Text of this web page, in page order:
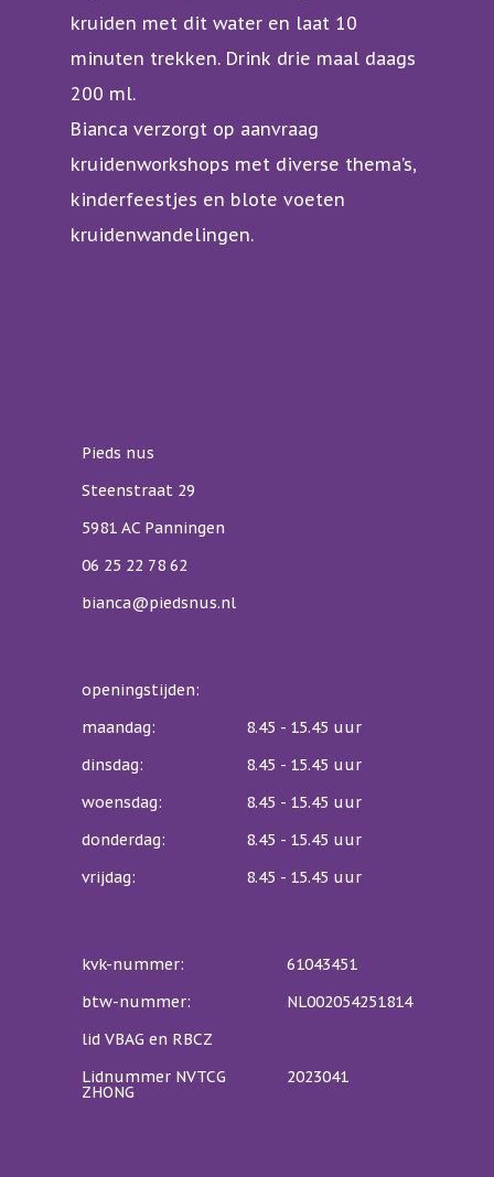
kruiden met dit water en laat 10
minuten trekken. Drink drie maal daags
200 ml.
Bianca verzorgt op aanvraag
kruidenworkshops met diverse thema’s,
kinderfeestjes en blote voeten
kruidenwandelingen.
Pieds nus
Steenstraat 29
5981 AC Panningen
06 25 22 78 62
bianca@piedsnus.nl
openingstijden:
maandag:
8.45 - 15.45 uur
dinsdag:
8.45 - 15.45 uur
woensdag:
8.45 - 15.45 uur
donderdag:
8.45 - 15.45 uur
vrijdag:
8.45 - 15.45 uur
kvk-nummer:
61043451
btw-nummer:
NL002054251814
lid VBAG en RBCZ
Lidnummer NVTCG
ZHONG
2023041